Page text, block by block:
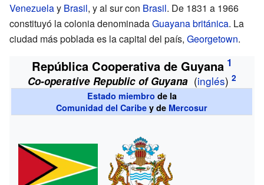
Venezuelay Brasil, y al sur con Brasil. De 1831 a 1966
constituyó la colonia denominadaGuayana británica. La
ciudad más poblada es la capital del país, Georgetown.
República Cooperativa de Guyana
Co-operative Republic of Guyana (inglés)
Estado miembro de la
Comunidad del Caribe y de Mercosur